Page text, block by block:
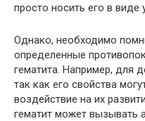
просто носить его в виде
Однако, необходимо
определенные
гематита. Например, для
так как его свойства
воздействие на их
гематит может вызывать